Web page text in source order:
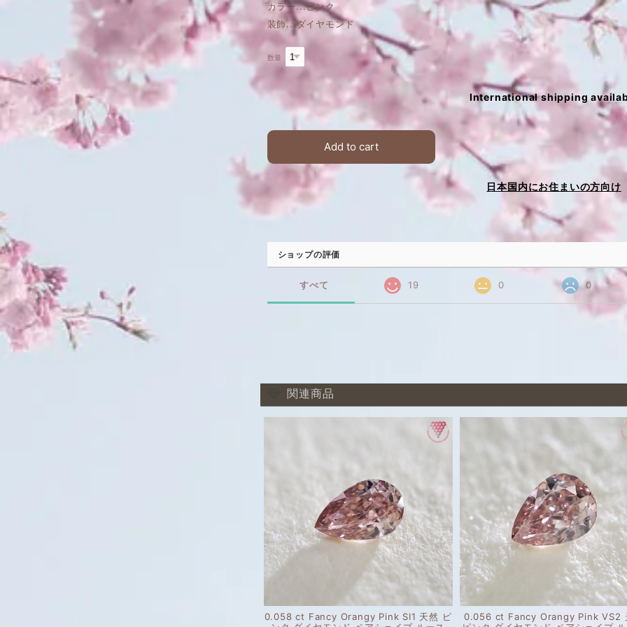
カラー...ピンク
装飾...ダイヤモンド
数量
International shipping
Add to cart
日本国内にお住まいの方向け
ショップの評価
すべて 19 0 0
関連商品
0.058 ct Fancy Orangy Pink SI1 天然 ピ
0.056 ct Fancy Orangy Pink VS2